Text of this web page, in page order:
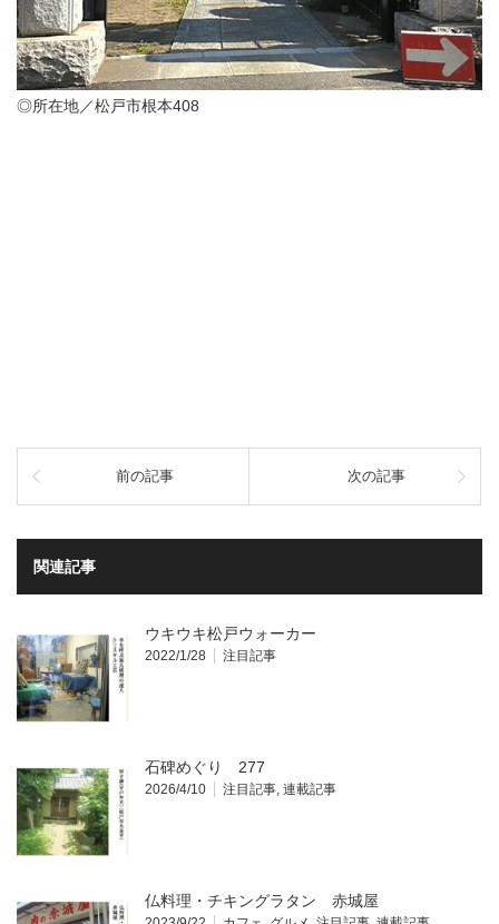
◎所在地／松戸市根本408
前の記事 次の記事
関連記事
ウキウキ松戸ウォーカー
2022/1/28 注目記事
石碑めぐり 277
2026/4/10 注目記事, 連載記事
仏料理・チキングラタン 赤城屋